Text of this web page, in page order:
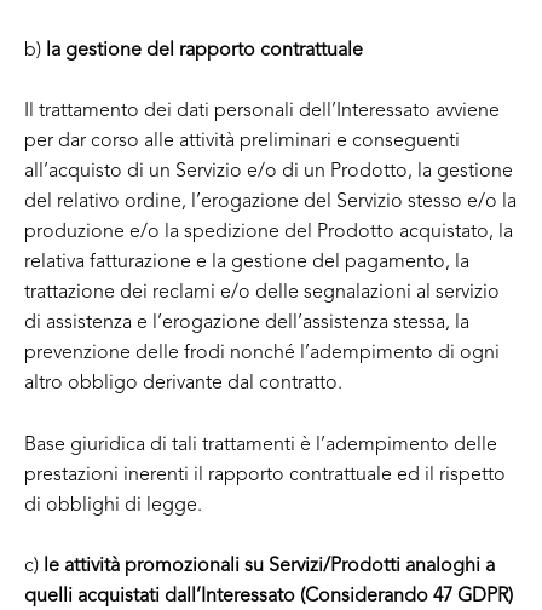
b) la gestione del rapporto contrattuale
Il trattamento dei dati personali dell’Interessato avviene
per dar corso alle attività preliminari e conseguenti
all’acquisto di un Servizio e/o di un Prodotto, la gestione
del relativo ordine, l’erogazione del Servizio stesso e/o la
produzione e/o la spedizione del Prodotto acquistato, la
relativa fatturazione e la gestione del pagamento, la
trattazione dei reclami e/o delle segnalazioni al servizio
di assistenza e l’erogazione dell’assistenza stessa, la
prevenzione delle frodi nonché l’adempimento di ogni
altro obbligo derivante dal contratto.
Base giuridica di tali trattamenti è l’adempimento delle
prestazioni inerenti il rapporto contrattuale ed il rispetto
di obblighi di legge.
c) le attività promozionali su Servizi/Prodotti analoghi a
quelli acquistati dall’Interessato (Considerando 47 GDPR)